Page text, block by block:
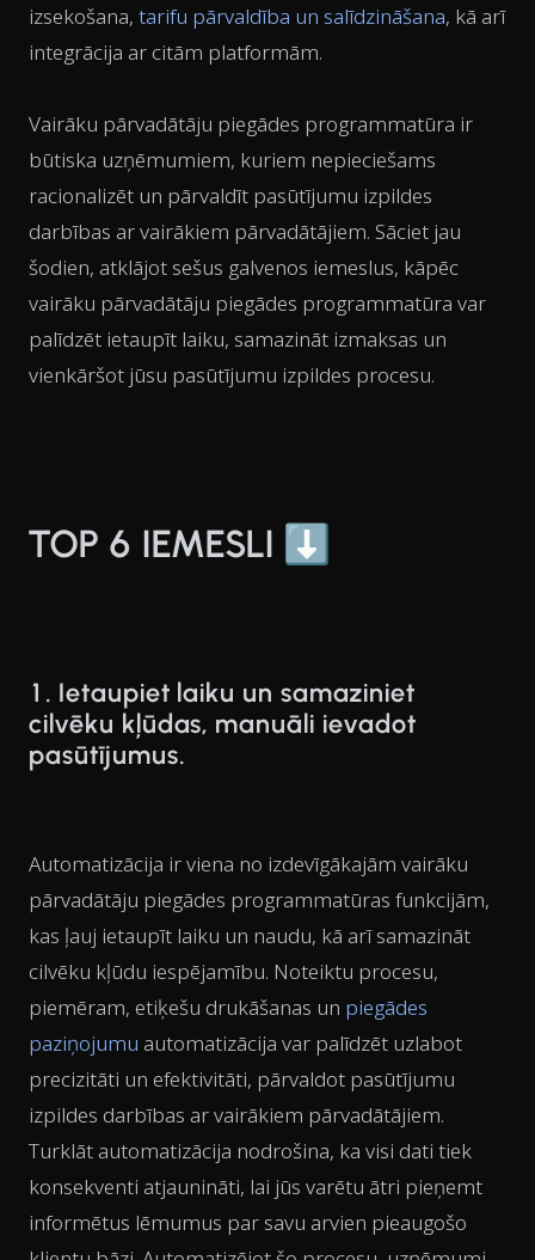
izsekošana, tarifu pārvaldība un salīdzināšana, kā arī
integrācija ar citām platformām.
Vairāku pārvadātāju piegādes programmatūra ir
būtiska uzņēmumiem, kuriem nepieciešams
racionalizēt un pārvaldīt pasūtījumu izpildes
darbības ar vairākiem pārvadātājiem. Sāciet jau
šodien, atklājot sešus galvenos iemeslus, kāpēc
vairāku pārvadātāju piegādes programmatūra var
palīdzēt ietaupīt laiku, samazināt izmaksas un
vienkāršot jūsu pasūtījumu izpildes procesu.
TOP 6 IEMESLI ⬇️
1. Ietaupiet laiku un samaziniet
cilvēku kļūdas, manuāli ievadot
pasūtījumus.
Automatizācija ir viena no izdevīgākajām vairāku
pārvadātāju piegādes programmatūras funkcijām,
kas ļauj ietaupīt laiku un naudu, kā arī samazināt
cilvēku kļūdu iespējamību. Noteiktu procesu,
piemēram, etiķešu drukāšanas un piegādes
paziņojumu automatizācija var palīdzēt uzlabot
precizitāti un efektivitāti, pārvaldot pasūtījumu
izpildes darbības ar vairākiem pārvadātājiem.
Turklāt automatizācija nodrošina, ka visi dati tiek
konsekventi atjaunināti, lai jūs varētu ātri pieņemt
informētus lēmumus par savu arvien pieaugošo